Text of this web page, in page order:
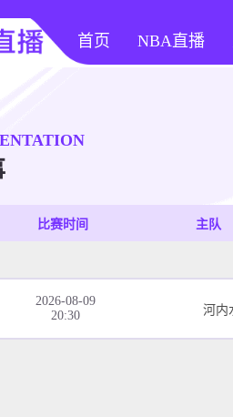
首页 NBA直播
比赛时间 主队
2026-08-09
20:30
河内